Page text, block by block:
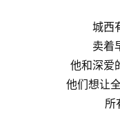
城西
卖着
他和深爱
他们想让
所